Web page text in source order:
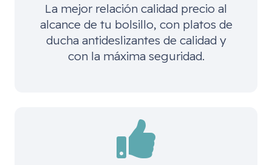
La mejor relación calidad precio al
alcance de tu bolsillo, con platos de
ducha antideslizantes de calidad y
con la máxima seguridad.